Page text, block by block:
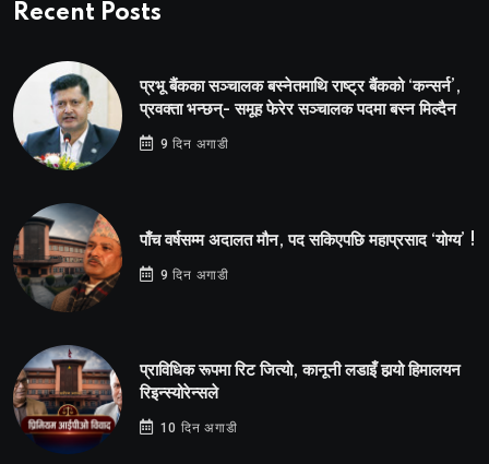
Recent Posts
प्रभू बैंकका सञ्चालक बस्नेतमाथि राष्ट्र बैंकको ‘कन्सर्न’,
प्रवक्ता भन्छन्- समूह फेरेर सञ्चालक पदमा बस्न मिल्दैन
9 दिन अगाडी
पाँच वर्षसम्म अदालत मौन, पद सकिएपछि महाप्रसाद ‘योग्य’ !
9 दिन अगाडी
प्राविधिक रूपमा रिट जित्यो, कानूनी लडाइँ हार्‍यो हिमालयन
रिइन्स्योरेन्सले
10 दिन अगाडी